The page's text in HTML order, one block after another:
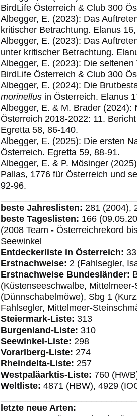
BirdLife Österreich & Club 300
Albegger, E. (2023): Das
kritischer Betrachtung. Elanus
Albegger, E. (2023): Das
unter kritischer Betrachtung.
Albegger, E. (2023): Die
BirdLife Österreich & Club 300
Albegger, E. (2024): Die
morinellus in Österreich. Elanus
Albegger, E. & M. Brader (2024):
Österreich 2018-2022: 11.
Egretta 58, 86-140.
Albegger, E. (2025): Die ersten
Österreich. Egretta 59, 88-91.
Albegger, E. & P. Mösinger
Pallas, 1776 für Österreich und
92-96.
beste Jahreslisten: 281 (2004),
beste Tageslisten: 166
(2008 Team - Österreichrekord
Seewinkel
Entdeckerliste in Österreich:
Erstnachweise: 2 (Fahlsegler,
Erstnachweise Bundesländer:
(Küstenseeschwalbe,
(Dünnschabelmöwe), Sbg 1
Fahlsegler, Mittelmeer-
Steiermark-Liste: 313
Burgenland-Liste: 310
Seewinkel-Liste: 298
Vorarlberg-Liste: 274
Rheindelta-Liste: 257
Westpaläarktis-Liste: 760
Weltliste: 4871 (HBW), 4929
letzte neue Arten: